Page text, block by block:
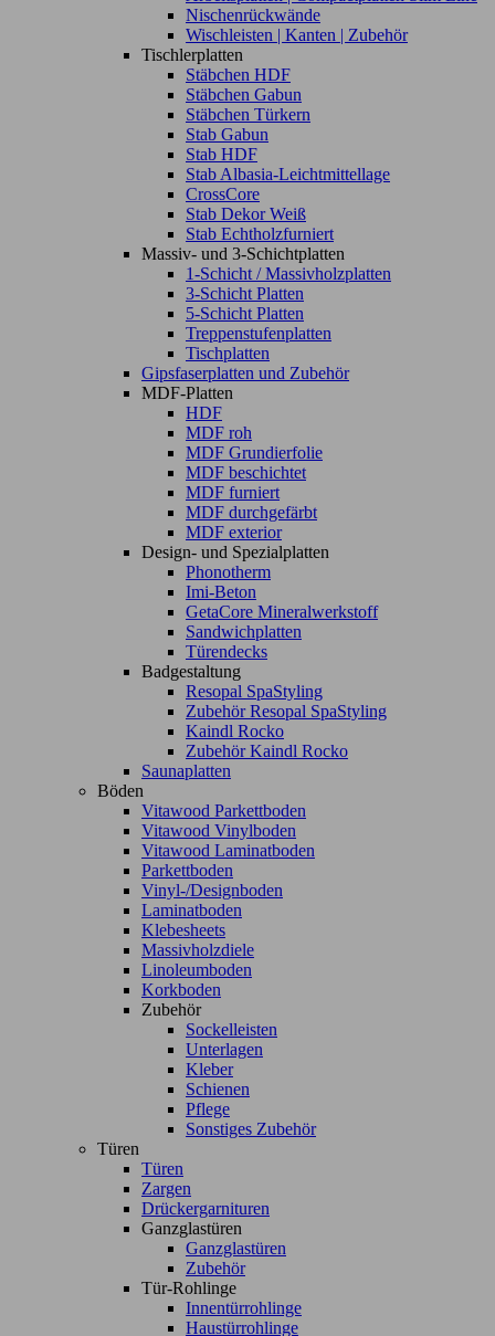
Nischenrückwände
Wischleisten | Kanten | Zubehör
Tischlerplatten
Stäbchen HDF
Stäbchen Gabun
Stäbchen Türkern
Stab Gabun
Stab HDF
Stab Albasia-Leichtmittellage
CrossCore
Stab Dekor Weiß
Stab Echtholzfurniert
Massiv- und 3-Schichtplatten
1-Schicht / Massivholzplatten
3-Schicht Platten
5-Schicht Platten
Treppenstufenplatten
Tischplatten
Gipsfaserplatten und Zubehör
MDF-Platten
HDF
MDF roh
MDF Grundierfolie
MDF beschichtet
MDF furniert
MDF durchgefärbt
MDF exterior
Design- und Spezialplatten
Phonotherm
Imi-Beton
GetaCore Mineralwerkstoff
Sandwichplatten
Türendecks
Badgestaltung
Resopal SpaStyling
Zubehör Resopal SpaStyling
Kaindl Rocko
Zubehör Kaindl Rocko
Saunaplatten
Böden
Vitawood Parkettboden
Vitawood Vinylboden
Vitawood Laminatboden
Parkettboden
Vinyl-/Designboden
Laminatboden
Klebesheets
Massivholzdiele
Linoleumboden
Korkboden
Zubehör
Sockelleisten
Unterlagen
Kleber
Schienen
Pflege
Sonstiges Zubehör
Türen
Türen
Zargen
Drückergarnituren
Ganzglastüren
Ganzglastüren
Zubehör
Tür-Rohlinge
Innentürrohlinge
Haustürrohlinge